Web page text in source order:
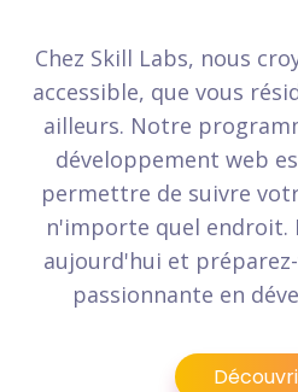
Chez Skill Labs, nous
accessible, que vous
ailleurs. Notre
développement web
permettre de suivre
n'importe quel endroit.
aujourd'hui et
passionnante en